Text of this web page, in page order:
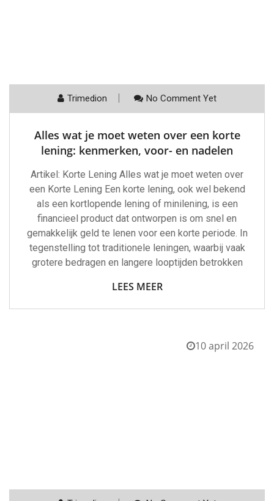
Trimedion No Comment Yet
Alles wat je moet weten over een korte
lening: kenmerken, voor- en nadelen
Artikel: Korte Lening Alles wat je moet weten over
een Korte Lening Een korte lening, ook wel bekend
als een kortlopende lening of minilening, is een
financieel product dat ontworpen is om snel en
gemakkelijk geld te lenen voor een korte periode. In
tegenstelling tot traditionele leningen, waarbij vaak
grotere bedragen en langere looptijden betrokken
LEES MEER
10 april 2026